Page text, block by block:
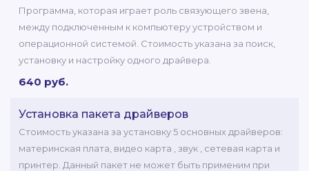
Программа, которая играет роль связующего звена,
между подключенным к компьютеру устройством и
операционной системой. Стоимость указана за поиск,
установку и настройку одного драйвера.
640 руб.
Установка пакета драйверов
Стоимость указана за установку 5 основных драйверов:
материнская плата, видео карта , звук , сетевая карта и
принтер. Данный пакет не может быть применим при